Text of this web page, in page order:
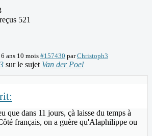
521
ans 10 mois #157430 parChristoph3
sur le sujet Van der Poel
que dans 11 jours, çà laisse du temps à
français, on a guère qu'Alaphilippe ou